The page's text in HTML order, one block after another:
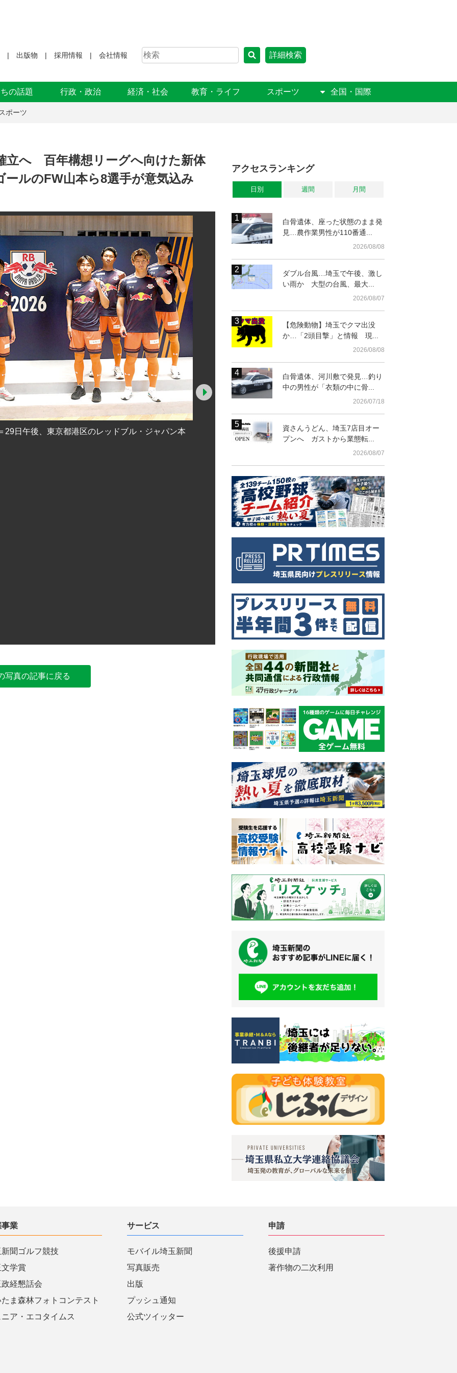
出版物 採用情報 会社情報 詳細検索
の話題 行政・政治 経済・社会 教育・ライフ スポーツ 全国・国際
ポーツ
立へ 百年構想リーグへ向けた新体
ルのFW山本ら8選手が意気込み
29日午後、東京都港区のレッドブル・ジャパン本
今季の抱負を語る新加入の山本桜大。右は松井匠
写真の記事に戻る
アクセスランキング
日別 週間 月間
白骨遺体、座った状態のまま発
見…農作業男性が110番通...
2026/08/08
ダブル台風…埼玉で午後、激し
い雨か 大型の台風、最大...
2026/08/07
【危険動物】埼玉でクマ出没
か…「2頭目撃」と情報 現...
2026/08/08
白骨遺体、河川敷で発見…釣り
中の男性が「衣類の中に骨...
2026/07/18
資さんうどん、埼玉7店目オー
プンへ ガストから業態転...
2026/08/07
業
聞ゴルフ競技
学賞
経懇話会
ま森林フォトコンテスト
ア・エコタイムス
サービス
モバイル埼玉新聞
写真販売
出版
プッシュ通知
公式ツイッター
申請
後援申請
著作物の二次利用